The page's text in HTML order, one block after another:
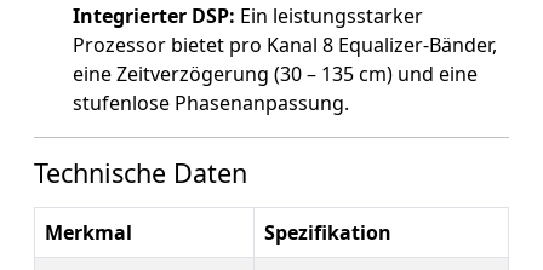
Integrierter DSP: Ein leistungsstarker
Prozessor bietet pro Kanal 8 Equalizer-Bänder,
eine Zeitverzögerung (30 – 135 cm) und eine
stufenlose Phasenanpassung.
Technische Daten
Merkmal
Spezifikation